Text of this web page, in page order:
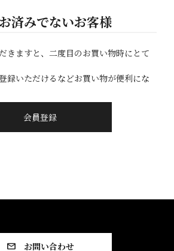
済みでないお客様
きますと、二度目のお買い物時にとて
録いただけるなどお買い物が便利にな
会員登録
お問い合わせ